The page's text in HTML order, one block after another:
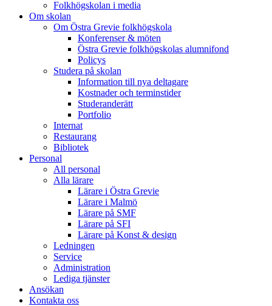
Folkhögskolan i media
Om skolan
Om Östra Grevie folkhögskola
Konferenser & möten
Östra Grevie folkhögskolas alumnifond
Policys
Studera på skolan
Information till nya deltagare
Kostnader och terminstider
Studeranderätt
Portfolio
Internat
Restaurang
Bibliotek
Personal
All personal
Alla lärare
Lärare i Östra Grevie
Lärare i Malmö
Lärare på SMF
Lärare på SFI
Lärare på Konst & design
Ledningen
Service
Administration
Lediga tjänster
Ansökan
Kontakta oss